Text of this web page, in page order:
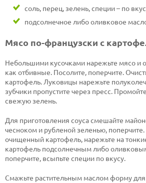
соль, перец, зелень, специи – по
подсолнечное либо оливковое
Мясо по-французски с
Небольшими кусочками нарежьте мясо и
как отбивные. Посолите, поперчите.
картофель. Луковицы нарежьте
зубчики пропустите через пресс.
свежую зелень.
Для приготовления соуса смешайте
чесноком и рубленой зеленью,
очищенный картофель, нарежьте на
картофель подсолнечным либо
поперчите, всыпьте специи по вкусу.
Смажьте растительным маслом форму